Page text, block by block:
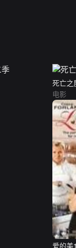
死亡之
电影
爱的美